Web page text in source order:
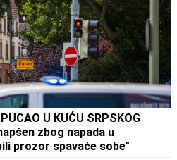
U KUĆU SRPSKOG
zbog napada u
prozor spavaće sobe"